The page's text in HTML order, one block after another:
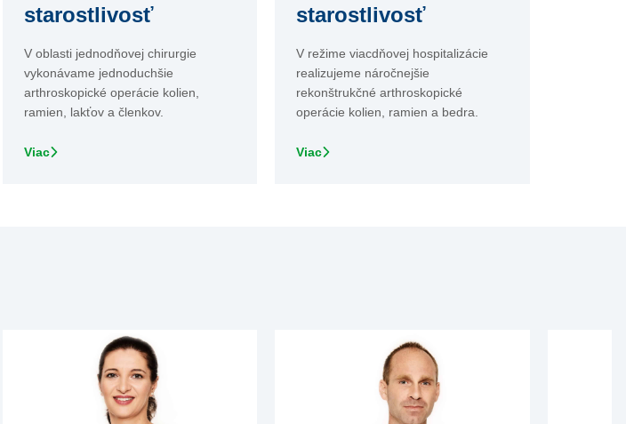
starostlivosť
V oblasti jednodňovej chirurgie
vykonávame jednoduchšie
arthroskopické operácie kolien,
ramien, lakťov a členkov.
Viac
starostlivosť
V režime viacdňovej hospitalizácie
realizujeme náročnejšie
rekonštrukčné arthroskopické
operácie kolien, ramien a bedra.
Viac